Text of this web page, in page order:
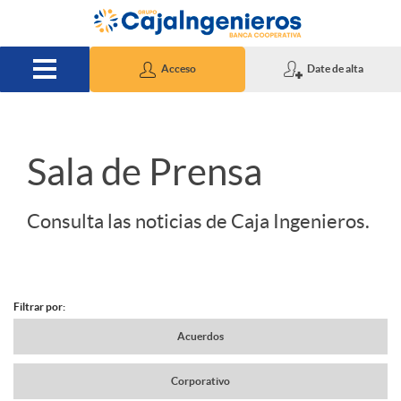
Saltar al contenido principal
Acceso Date de alta
S
Sala de Prensa
Consulta las noticias de Caja Ingenieros.
N
Filtrar por:
Acuerdos
Corporativo